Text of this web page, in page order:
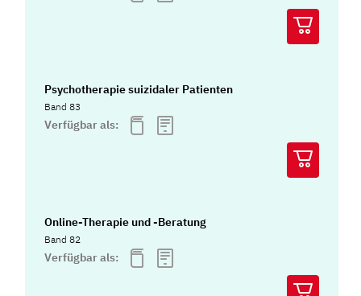
Psychotherapie suizidaler Patienten
Band 83
Verfügbar als:
Online-Therapie und -Beratung
Band 82
Verfügbar als: